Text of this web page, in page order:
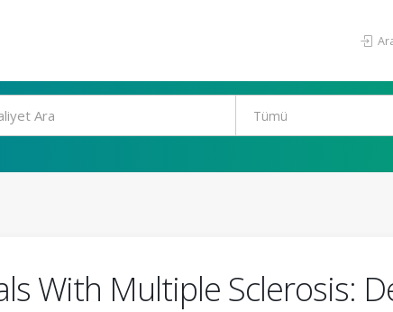
With Multiple Sclerosis: